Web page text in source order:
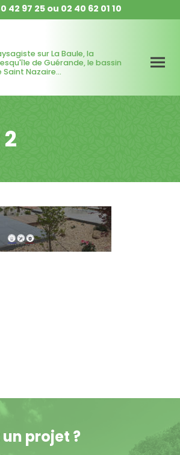
42 97 25ou 02 40 62 01 10
sur La Baule, la
de Guérande, le bassin
Saint Nazaire...
2
projet ?